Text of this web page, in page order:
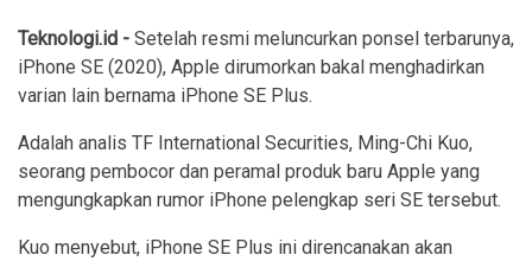
Teknologi.id - Setelah resmi meluncurkan ponsel terbarunya,
iPhone SE (2020), Apple dirumorkan bakal menghadirkan
varian lain bernama iPhone SE Plus.
Adalah analis TF International Securities, Ming-Chi Kuo,
seorang pembocor dan peramal produk baru Apple yang
mengungkapkan rumor iPhone pelengkap seri SE tersebut.
Kuo menyebut, iPhone SE Plus ini direncanakan akan